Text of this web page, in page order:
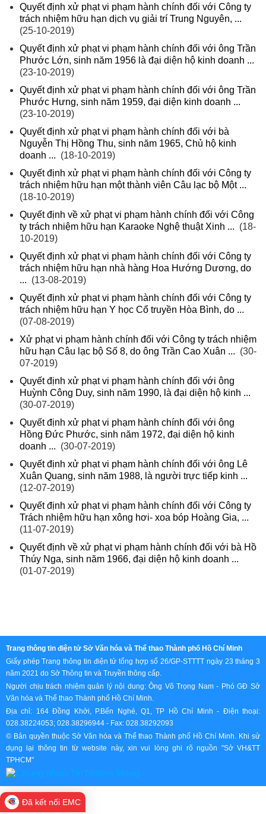
Quyết định xử phạt vi phạm hành chính đối với Công ty
trách nhiệm hữu hạn dịch vụ giải trí Trung Nguyên, ...
(25-10-2019)
Quyết định xử phạt vi phạm hành chính đối với ông Trần
Phước Lớn, sinh năm 1956 là đại diện hộ kinh doanh ...
(23-10-2019)
Quyết định xử phạt vi phạm hành chính đối với ông Trần
Phước Hưng, sinh năm 1959, đại diện kinh doanh ...
(23-10-2019)
Quyết định xử phạt vi phạm hành chính đối với bà
Nguyễn Thị Hồng Thu, sinh năm 1965, Chủ hộ kinh
doanh ... (18-10-2019)
Quyết định xử phạt vi phạm hành chính đối với Công ty
trách nhiệm hữu hạn một thành viên Câu lạc bộ Một ...
(18-10-2019)
Quyết định về xử phạt vi phạm hành chính đối với Công
ty trách nhiệm hữu hạn Karaoke Nghệ thuật Xinh ... (18-
10-2019)
Quyết định xử phạt vi phạm hành chính đối với Công ty
trách nhiệm hữu hạn nhà hàng Hoa Hướng Dương, do
... (13-08-2019)
Quyết định xử phạt vi phạm hành chính đối với Công ty
trách nhiệm hữu hạn Y học Cổ truyền Hòa Bình, do ...
(07-08-2019)
Xử phạt vi phạm hành chính đối với Công ty trách nhiệm
hữu hạn Câu lạc bộ Số 8, do ông Trần Cao Xuân ... (30-
07-2019)
Quyết định xử phạt vi phạm hành chính đối với ông
Huỳnh Công Duy, sinh năm 1990, là đại diện hộ kinh ...
(30-07-2019)
Quyết định xử phạt vi phạm hành chính đối với ông
Hồng Đức Phước, sinh năm 1972, đại diện hộ kinh
doanh ... (30-07-2019)
Quyết định xử phạt vi phạm hành chính đối với ông Lê
Xuân Quang, sinh năm 1988, là người trực tiếp kinh ...
(12-07-2019)
Quyết định xử phạt vi phạm hành chính đối với Công ty
Trách nhiệm hữu hạn xông hơi- xoa bóp Hoàng Gia, ...
(11-07-2019)
Quyết định về xử phạt vi phạm hành chính đối với bà Hồ
Thúy Nga, sinh năm 1966, đại diện hộ kinh doanh ...
(01-07-2019)
Trang thông tin điện tử Sở Văn hóa và Thể thao Thành phố Hồ Chí Minh
Giấy phép Trang thông tin điện tử tổng hợp số 26/GP-STTTT ngày 23 tháng 3
năm 2021 do Sở Thông tin và Truyền thông cấp.
Người chịu trách nhiệm quản lý nội dung: Ông Võ Trọng Nam - Phó GĐ Sở
Văn hóa và Thể thao Thành phố Hồ Chí Minh.
Địa chỉ: 164 Đồng Khởi, P.Bến Nghé, Q1, TP Hồ Chí Minh - Điện thoại:
028.38224053; 028.38296944 - Fax: 028.38292093
© Bản quyền thuộc Sở Văn hóa và Thể thao Thành phố Hồ Chí Minh. Khi sử
dụng lại thông tin từ website này, xin vui lòng ghi rõ nguồn "Sở VH&TT
TPHCM"
Đã kết nối EMC